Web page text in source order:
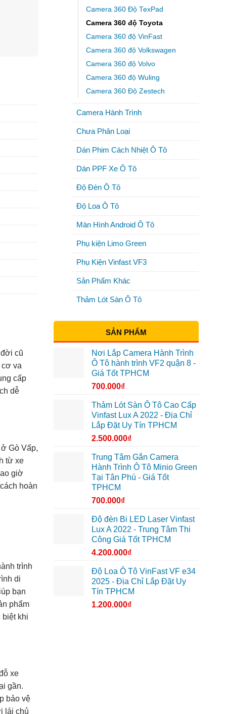
cũ
cơ va
cấp
dễ
Gò Vấp,
từ xe
giờ
hoàn
trình
di
bạn
phẩm
biệt khi
xe
gần.
bảo vệ
lái chủ
Camera 360 Độ TexPad
Camera 360 độ Toyota
Camera 360 độ VinFast
Camera 360 độ Volkswagen
Camera 360 độ Volvo
Camera 360 độ Wuling
Camera 360 Độ Zestech
Camera Hành Trình
Chưa Phân Loại
Dán Phim Cách Nhiệt Ô Tô
Dán PPF Xe Ô Tô
Độ Đèn Ô Tô
Độ Loa Ô Tô
Màn Hình Android Ô Tô
Phụ kiện Limo Green
Phụ Kiện Vinfast VF3
Sản Phẩm Khác
Thảm Lót Sàn Ô Tô
SẢN PHẨM
Nơi Lắp Camera Hành Trình
Ô Tô hành trình VF2 quận 8 -
Giá Tốt TPHCM
700.000₫
Thảm Lót Sàn Ô Tô Cao Cấp
Vinfast Lux A 2022 - Địa Chỉ
Lắp Đặt Uy Tín TPHCM
2.500.000₫
Trung Tâm Gắn Camera
Hành Trình Ô Tô Minio Green
Tại Tân Phú - Giá Tốt
TPHCM
700.000₫
Độ đèn Bi LED Laser Vinfast
Lux A 2022 - Trung Tâm Thi
Công Giá Tốt TPHCM
4.200.000₫
Độ Loa Ô Tô VinFast VF e34
2025 - Địa Chỉ Lắp Đặt Uy
Tín TPHCM
1.200.000₫